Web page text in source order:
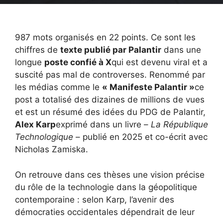
987 mots organisés en 22 points. Ce sont les
chiffres de texte publié par Palantir dans une
longue poste confié à Xqui est devenu viral et a
suscité pas mal de controverses. Renommé par
les médias comme le « Manifeste Palantir »ce
post a totalisé des dizaines de millions de vues
et est un résumé des idées du PDG de Palantir,
Alex Karpexprimé dans un livre – La République
Technologique – publié en 2025 et co-écrit avec
Nicholas Zamiska.
On retrouve dans ces thèses une vision précise
du rôle de la technologie dans la géopolitique
contemporaine : selon Karp, l’avenir des
démocraties occidentales dépendrait de leur